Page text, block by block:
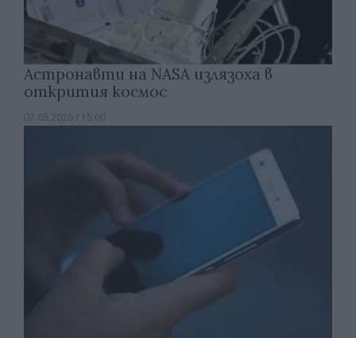
Астронавти на NASA излязоха в
открития космос
07.08.2026 / 15:00